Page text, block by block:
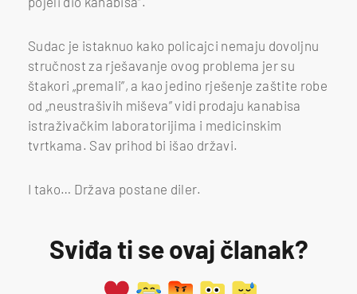
Sudac je istaknuo kako policajci nemaju dovoljnu
stručnost za rješavanje ovog problema jer su
štakori „premali”, a kao jedino rješenje zaštite robe
od „neustrašivih miševa” vidi prodaju kanabisa
istraživačkim laboratorijima i medicinskim
tvrtkama. Sav prihod bi išao državi.
I tako… Država postane diler.
Sviđa ti se ovaj članak?